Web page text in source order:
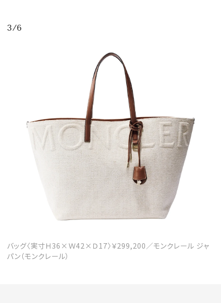
3/6
バッグ〈実寸Ｈ36×Ｗ42×Ｄ17〉￥299,200／モンクレール ジャ
パン（モンクレール）